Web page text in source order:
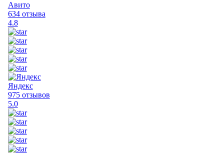
Авито
634 отзыва
4.8
Яндекс
975 отзывов
5.0